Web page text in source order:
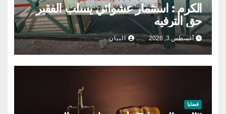
الكرم : استثمار عشوائي يسلب الفقير
حق الترفيه
أغسطس 3, 2026 البيان
قضايا